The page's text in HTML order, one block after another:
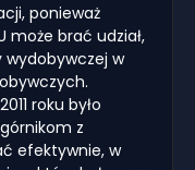
ponieważ
może brać udział,
w
roku było
z
efektywnie, w